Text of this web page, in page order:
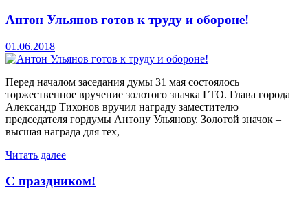
Антон Ульянов готов к труду и обороне!
01.06.2018
Перед началом заседания думы 31 мая состоялось
торжественное вручение золотого значка ГТО. Глава города
Александр Тихонов вручил награду заместителю
председателя гордумы Антону Ульянову. Золотой значок –
высшая награда для тех,
Читать далее
С праздником!